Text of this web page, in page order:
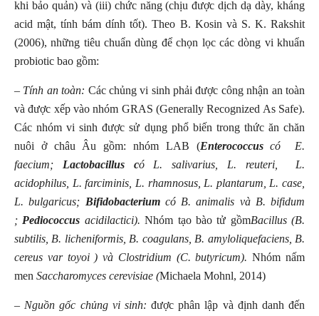
khi bảo quản) và (iii) chức năng (chịu được dịch dạ dày, kháng
acid mật, tính bám dính tốt). Theo B. Kosin và S. K. Rakshit
(2006), những tiêu chuẩn dùng để chọn lọc các dòng vi khuẩn
probiotic bao gồm:
– Tính an toàn: Các chủng vi sinh phải được công nhận an toàn
và được xếp vào nhóm GRAS (Generally Recognized As Safe).
Các nhóm vi sinh được sử dụng phổ biến trong thức ăn chăn
nuôi ở châu Âu gồm: nhóm LAB (Enterococcuscó E.
faecium; Lactobacillus có L. salivarius, L. reuteri, L.
acidophilus, L. farciminis, L. rhamnosus, L. plantarum, L. case,
L. bulgaricus; Bifidobacteriumcó B. animalis và B. bifidum
;Pediococcus acidilactici).Nhóm tạo bào tử gồmBacillus (B.
subtilis, B. licheniformis, B. coagulans, B. amyloliquefaciens, B.
cereus var toyoi ) và Clostridium (C. butyricum).Nhóm nấm
men Saccharomyces cerevisiae (Michaela Mohnl, 2014)
– Nguồn gốc chủng vi sinh: được phân lập và định danh đến